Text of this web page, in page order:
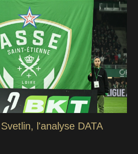
l'analyse DATA